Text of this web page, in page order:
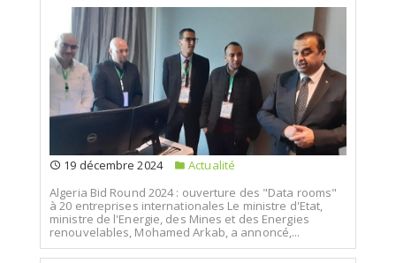
19 décembre 2024
Actualité
Algeria Bid Round 2024 : ouverture des "Data rooms"
à 20 entreprises internationales Le ministre d'Etat,
ministre de l'Energie, des Mines et des Energies
renouvelables, Mohamed Arkab, a annoncé,...